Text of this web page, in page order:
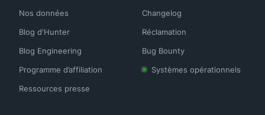
Nos données
Blog d'Hunter
Blog Engineering
Programme d’affiliation
Ressources presse
Changelog
Réclamation
Bug Bounty
Systèmes opérationnels